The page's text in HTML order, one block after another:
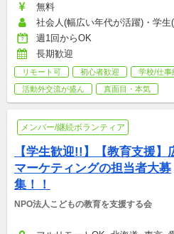
無料
社会人(幅広い年代が活躍)・学生
週1回からOK
長期歓迎
リモート可 初心者歓迎
学校/仕事
活動外交流が盛ん
真面目・本気
メンバー/継続ボランティア
【学生歓迎!!】【教育支援】
マーケティングの担当者大募
集！！
NPO法人こどもの教育を支援する会